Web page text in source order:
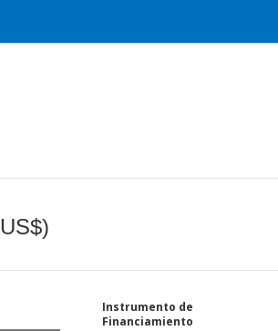
Instrumento de
Financiamiento